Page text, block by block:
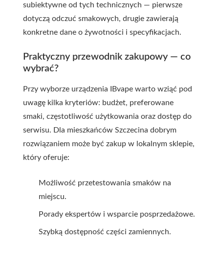
subiektywne od tych technicznych — pierwsze
dotyczą odczuć smakowych, drugie zawierają
konkretne dane o żywotności i specyfikacjach.
Praktyczny przewodnik zakupowy — co
wybrać?
Przy wyborze urządzenia IBvape warto wziąć pod
uwagę kilka kryteriów: budżet, preferowane
smaki, częstotliwość użytkowania oraz dostęp do
serwisu. Dla mieszkańców Szczecina dobrym
rozwiązaniem może być zakup w lokalnym sklepie,
który oferuje:
Możliwość przetestowania smaków na
miejscu.
Porady ekspertów i wsparcie posprzedażowe.
Szybką dostępność części zamiennych.